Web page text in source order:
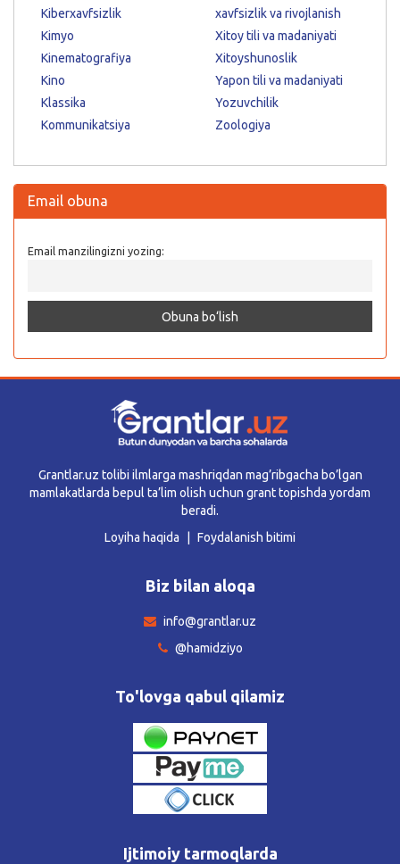
Kiberxavfsizlik
Kimyo
Kinematografiya
Kino
Klassika
Kommunikatsiya
xavfsizlik va rivojlanish
Xitoy tili va madaniyati
Xitoyshunoslik
Yapon tili va madaniyati
Yozuvchilik
Zoologiya
Email obuna
Email manzilingizni yozing:
Grantlar.uz tolibi ilmlarga mashriqdan mag’ribgacha bo’lgan
mamlakatlarda bepul ta’lim olish uchun grant topishda yordam
beradi.
Loyiha haqida
Foydalanish bitimi
Biz bilan aloqa
info@grantlar.uz
@hamidziyo
To'lovga qabul qilamiz
Ijtimoiy tarmoqlarda